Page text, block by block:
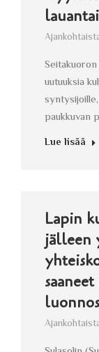
uutuuksia
paukkuvan
Lue lisää
Lapin
jälleen